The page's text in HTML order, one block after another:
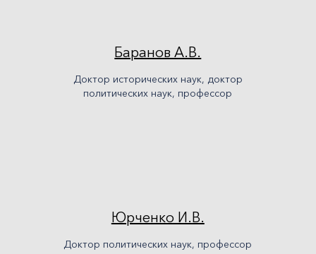
Баранов А.В.
Доктор исторических наук, доктор
политических наук, профессор
Юрченко И.В.
Доктор политических наук, профессор